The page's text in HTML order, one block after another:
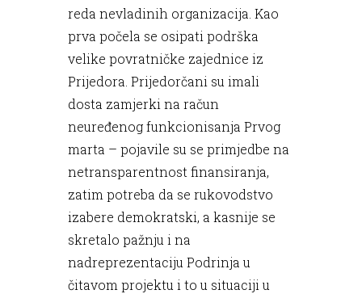
reda nevladinih organizacija. Kao
prva počela se osipati podrška
velike povratničke zajednice iz
Prijedora. Prijedorčani su imali
dosta zamjerki na račun
neuređenog funkcionisanja Prvog
marta – pojavile su se primjedbe na
netransparentnost finansiranja,
zatim potreba da se rukovodstvo
izabere demokratski, a kasnije se
skretalo pažnju i na
nadreprezentaciju Podrinja u
čitavom projektu i to u situaciji u